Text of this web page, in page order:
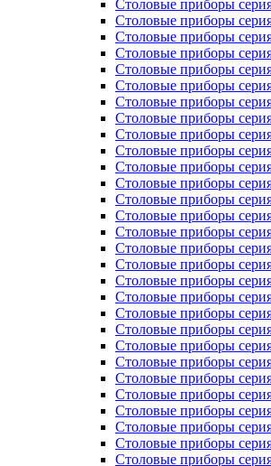
Столовые приборы
Столовые приборы
Столовые приборы
Столовые приборы
Столовые приборы
Столовые приборы
Столовые приборы
Столовые приборы
Столовые приборы
Столовые приборы
Столовые приборы
Столовые приборы
Столовые приборы
Столовые приборы
Столовые приборы
Столовые приборы
Столовые приборы
Столовые приборы
Столовые приборы
Столовые приборы
Столовые приборы
Столовые приборы
Столовые приборы
Столовые приборы
Столовые приборы
Столовые приборы
Столовые приборы
Столовые приборы
Столовые приборы